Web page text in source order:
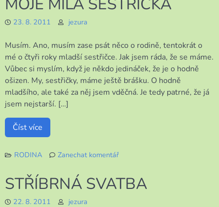
VŠECHNO
23. 8. 2011 jezura
Musím. Ano, musím zase psát něco o rodině, tentokrát o
mé o čtyři roky mladší sestřičce. Jak jsem ráda, že se máme.
Vůbec si myslím, když je někdo jedináček, že je o hodně
ošizen. My, sestřičky, máme ještě brášku. O hodně
mladšího, ale také za něj jsem vděčná. Je tedy patrné, že já
jsem nejstarší. […]
Číst více
RODINA
Zanechat komentář
MILÁ
STŘÍBRNÁ SVATBA
22. 8. 2011 jezura